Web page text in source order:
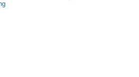
học mới. Tham dự hội nghị có sự hiện diện...
106/C1, buổi sinh hoạt công dân, sinh
viên các khoá thuộc Khoa Giáo dục Thể
Trong buổi sinh hoạt, TS Nguyễn Vă...